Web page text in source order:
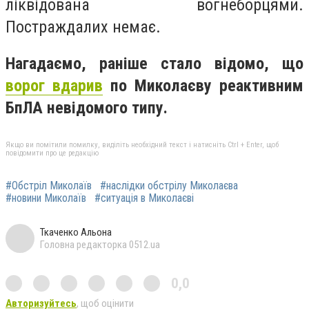
ліквідована вогнеборцями.
Постраждалих немає.
Нагадаємо, раніше стало відомо, що
ворог вдарив по Миколаєву реактивним
БпЛА невідомого типу.
Якщо ви помітили помилку, виділіть необхідний текст і натисніть Ctrl + Enter, щоб
повідомити про це редакцію
#Обстріл Миколаїв
#наслідки обстрілу Миколаєва
#новини Миколаїв
#ситуація в Миколаєві
Ткаченко Альона
Головна редакторка 0512.ua
0,0
Авторизуйтесь, щоб оцінити